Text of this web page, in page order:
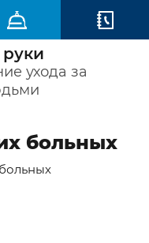
ухода за
больных